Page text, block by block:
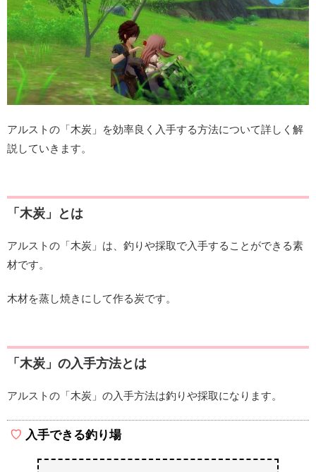
アルストの「木炭」を効率良く入手する方法について詳しく解
説していきます。
「木炭」とは
アルストの「木炭」は、釣りや採取で入手することができる素
材です。
木材を蒸し焼きにして作る炭です。
「木炭」の入手方法とは
アルストの「木炭」の入手方法は釣りや採取になります。
入手できる釣り場